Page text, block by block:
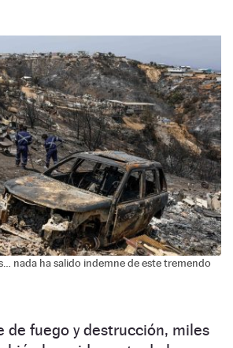
nada ha salido indemne de este tremendo
de fuego y destrucción, miles